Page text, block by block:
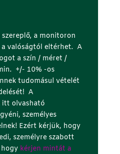
szereplő, a monitoron
valóságtól eltérhet. A
a szín / méret /
+/- 10% -os
tudomásul vételét
A
itt olvasható
személyes
Ezért kérjük, hogy
személyre szabott
kérjen mintát a